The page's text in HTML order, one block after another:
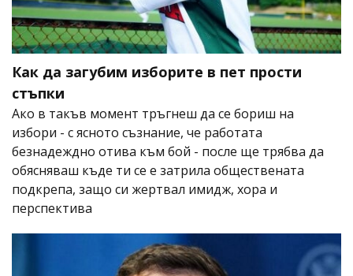
Как да загубим изборите в пет прости
стъпки
Ако в такъв момент тръгнеш да се бориш на
избори - с ясното съзнание, че работата
безнадеждно отива към бой - после ще трябва да
обясняваш къде ти се е затрила обществената
подкрепа, защо си жертвал имидж, хора и
перспектива